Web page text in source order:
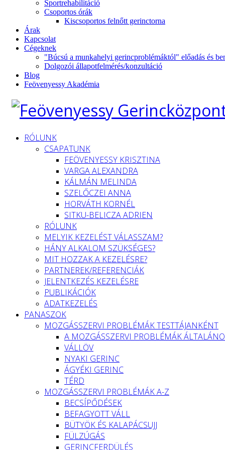
Sportrehabilitáció
Csoportos órák
Kiscsoportos felnőtt gerinctorna
Árak
Kapcsolat
Cégeknek
"Búcsú a munkahelyi gerincproblémáktól" előadás és
Dolgozói állapotfelmérés/konzultáció
Blog
Feövenyessy Akadémia
RÓLUNK
CSAPATUNK
FEÖVENYESSY KRISZTINA
VARGA ALEXANDRA
KÁLMÁN MELINDA
SZELŐCZEI ANNA
HORVÁTH KORNÉL
SITKU-BELICZA ADRIEN
RÓLUNK
MELYIK KEZELÉST VÁLASSZAM?
HÁNY ALKALOM SZÜKSÉGES?
MIT HOZZAK A KEZELÉSRE?
PARTNEREK/REFERENCIÁK
JELENTKEZÉS KEZELÉSRE
PUBLIKÁCIÓK
ADATKEZELÉS
PANASZOK
MOZGÁSSZERVI PROBLÉMÁK TESTTÁJANKÉNT
A MOZGÁSSZERVI PROBLÉMÁK
VÁLLÖV
NYAKI GERINC
ÁGYÉKI GERINC
TÉRD
MOZGÁSSZERVI PROBLÉMÁK A-Z
BECSÍPŐDÉSEK
BEFAGYOTT VÁLL
BÜTYÖK ÉS KALAPÁCSUJJ
FÜLZÚGÁS
GERINCFERDÜLÉS